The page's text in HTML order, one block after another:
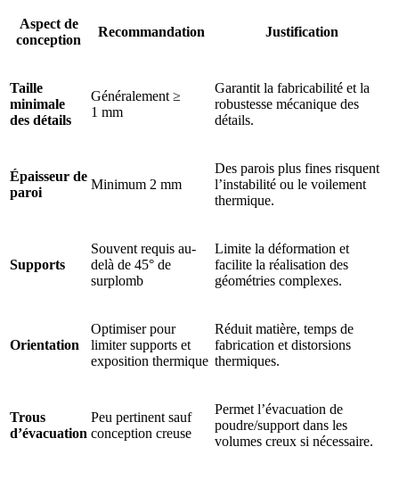
Aspect de
conception
Recommandation Justification
Taille
minimale
des détails
Généralement ≥
1 mm
Garantit la fabricabilité et la
robustesse mécanique des
détails.
Épaisseur de
paroi
Minimum 2 mm
Des parois plus fines risquent
l’instabilité ou le voilement
thermique.
Supports
Souvent requis au-
delà de 45° de
surplomb
Limite la déformation et
facilite la réalisation des
géométries complexes.
Orientation
Optimiser pour
limiter supports et
exposition thermique
Réduit matière, temps de
fabrication et distorsions
thermiques.
Trous
d’évacuation
Peu pertinent sauf
conception creuse
Permet l’évacuation de
poudre/support dans les
volumes creux si nécessaire.